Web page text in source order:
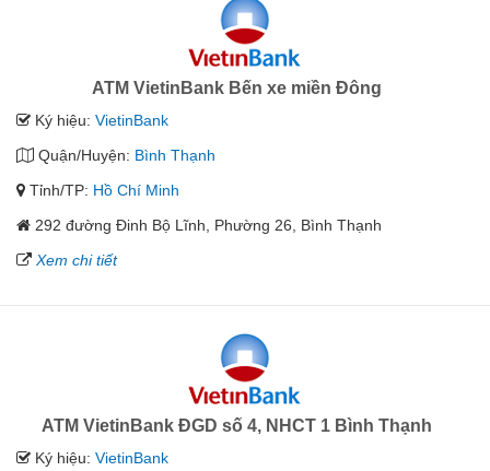
ATM VietinBank Bến xe miền Đông
Ký hiệu: VietinBank
Quận/Huyện: Bình Thạnh
Tỉnh/TP: Hồ Chí Minh
292 đường Đinh Bộ Lĩnh, Phường 26, Bình Thạnh
Xem chi tiết
ATM VietinBank ĐGD số 4, NHCT 1 Bình Thạnh
Ký hiệu: VietinBank